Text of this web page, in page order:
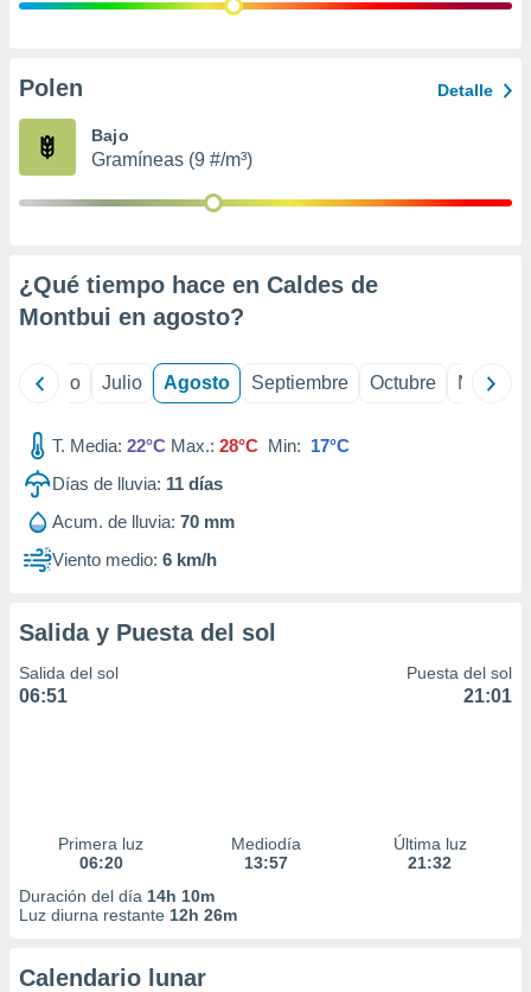
e
publicidad
Polen Detalle
Bajo
Gramíneas (9 #/m³)
¿Qué tiempo hace en Caldes de
Montbui en agosto?
Junio Julio Agosto Septiembre Octubre
T. Media: 22°C Max.: 28°C Min: 17°C
Días de lluvia: 11 días
Acum. de lluvia: 70 mm
Viento medio: 6 km/h
Salida y Puesta del sol
Salida del sol
06:51
Puesta del sol
21:01
Primera luz
06:20
Mediodía
13:57
Última luz
21:32
Duración del día 14h 10m
Luz diurna restante 12h 26m
Calendario lunar